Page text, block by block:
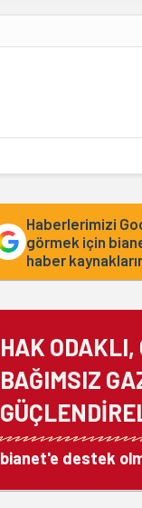
Haberlerimizi
görmek için
haber
HAK ODAKLI,
BAĞIMSIZ
bianet'e destek